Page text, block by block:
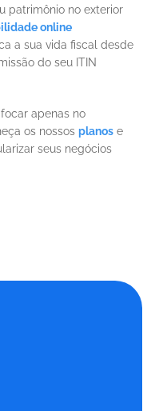
patrimônio no exterior
online
a sua vida fiscal desde
do seu ITIN
apenas no
os nossos planos e
seus negócios